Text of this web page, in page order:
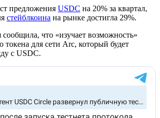
предложения USDC на 20% за квартал,
стейблкоина на рынке достигла 29%.
что «изучает возможность»
токена для сети Arc, который будет
с USDC.